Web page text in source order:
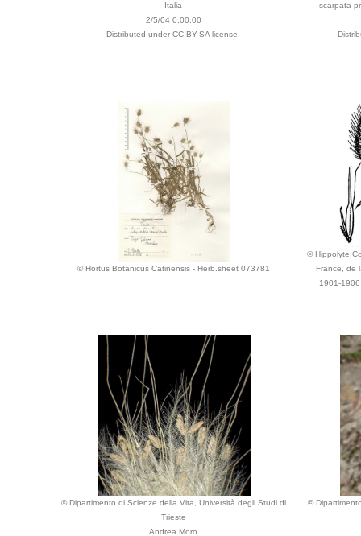
Italia
2/5/04 0.00.00
Distributed under CC-BY-SA license.
scarpata
© Hortus Botanicus Catinensis - Herb.sheet 073781
© Hippolyte
France, de
1901-
© Dipartimento di Scienze della Vita, Università degli Studi di
Trieste
Andrea Moro
©